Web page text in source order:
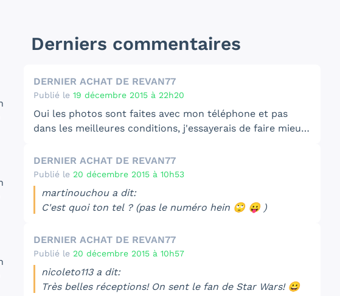
Derniers commentaires
DERNIER ACHAT DE REVAN77
Publié le 19 décembre 2015 à 22h20
Oui les photos sont faites avec mon téléphone et pas
dans les meilleures conditions, j'essayerais de faire mieux
J'aime bien Kanan même dans rebels et son comics est
sympa pour un premier tome et je pense que Disney c'est
me faire craquer avec ses petites figurines Infinity, j'ai
même pas encore le jeu sur ma console
DERNIER ACHAT DE REVAN77
Publié le 20 décembre 2015 à 10h53
martinouchou a dit:
C'est quoi ton tel ? (pas le numéro hein 🙄 😛 )
Ouais bah j'attends le steelbook pour commencer cette
série donc je verrai bien 😀
C''est un Iphone 5 mais pour défendre mon téléphone les
conditions n'était pas idéales il fessait trop sombre dans
la pièce.
DERNIER ACHAT DE REVAN77
Publié le 20 décembre 2015 à 10h57
nicoleto113 a dit:
Très belles réceptions! On sent le fan de Star Wars! 😀